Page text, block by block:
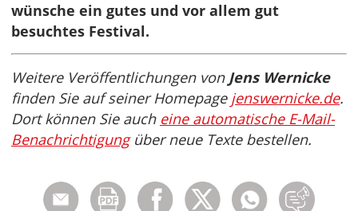
wünsche ein gutes und vor allem gut
besuchtes Festival.
Weitere Veröffentlichungen von Jens Wernicke
finden Sie auf seiner Homepage jenswernicke.de.
Dort können Sie auch eine automatische E-Mail-
Benachrichtigungüber neue Texte bestellen.